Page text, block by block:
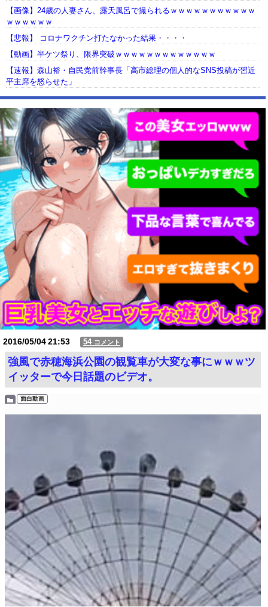
【画像】24歳の人妻さん、露天風呂で撮られるｗｗｗｗｗｗｗｗｗｗｗ
ｗｗｗｗｗｗ
【悲報】 コロナワクチン打たなかった結果・・・・
【動画】半ケツ祭り、限界突破ｗｗｗｗｗｗｗｗｗｗｗｗｗ
【速報】森山裕・自民党前幹事長「高市総理の個人的なSNS投稿が習近
平主席を怒らせた」
【動画】USJの禁止エリアに子どもたちが続々乱入 → スタッフが注意し
ても止まらない事態に
Powered by livedoor 相互RSS
2016/05/0421:53 54 コメント
強風で赤穂海浜公園の観覧車が大変な事にｗｗｗツ
イッターで今日話題のビデオ。
面白動画